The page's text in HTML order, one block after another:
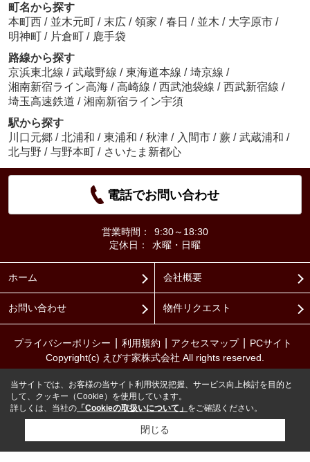
町名から探す
本町西 / 並木元町 / 末広 / 領家 / 春日 / 並木 / 大字原市 /
明神町 / 片倉町 / 鹿手袋
路線から探す
京浜東北線 / 武蔵野線 / 東海道本線 / 埼京線 /
湘南新宿ライン高海 / 高崎線 / 西武池袋線 / 西武新宿線 /
埼玉高速鉄道 / 湘南新宿ライン宇須
駅から探す
川口元郷 / 北浦和 / 東浦和 / 秋津 / 入間市 / 蕨 / 武蔵浦和 /
北与野 / 与野本町 / さいたま新都心
電話でお問い合わせ
営業時間：
9:30～18:30
定休日：
水曜・日曜
ホーム 会社概要
お問い合わせ 物件リクエスト
プライバシーポリシー 利用規約 アクセスマップ
PCサイト
Copyright(c) えびす家株式会社 All rights reserved.
当サイトでは、お客様の当サイト利用状況把握、サービス向上検討を目的と
して、クッキー（Cookie）を使用しています。
詳しくは、当社の 「Cookieの取扱いについて」 をご確認ください。
閉じる